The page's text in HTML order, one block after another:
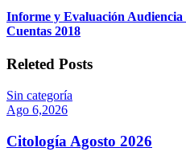
Informe y Evaluación Audiencia
Cuentas 2018
Releted Posts
Sin categoría
Ago 6,2026
Citología Agosto 2026